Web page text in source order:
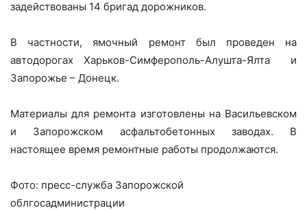
задействованы 14 бригад дорожников.
В частности, ямочный ремонт был проведен на
автодорогах Харьков-Симферополь-Алушта-Ялта и
Запорожье – Донецк.
Материалы для ремонта изготовлены на Васильевском
и Запорожском асфальтобетонных заводах. В
настоящее время ремонтные работы продолжаются.
Фото: пресс-служба Запорожской
облгосадминистрации